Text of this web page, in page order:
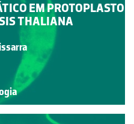
EM PROTOPLASTO
THALIANA